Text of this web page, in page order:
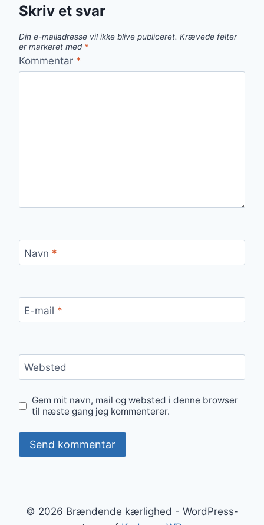
Skriv et svar
Din e-mailadresse vil ikke blive publiceret. Krævede felter
er markeret med *
Kommentar *
Navn *
E-mail *
Websted
Gem mit navn, mail og websted i denne browser
til næste gang jeg kommenterer.
© 2026 Brændende kærlighed - WordPress-